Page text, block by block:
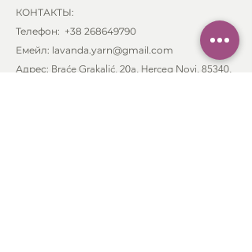
КОНТАКТЫ:
Телефон: +38 268649790
Емейл: lavanda.yarn@gmail.com
Адрес: Braće Grakalić, 20a, Herceg Novi, 85340,